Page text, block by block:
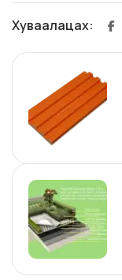
Хуваалацах: